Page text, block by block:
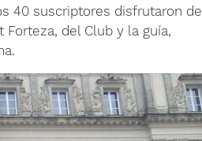
40 suscriptores disfrutaron de
del Club y la guía,